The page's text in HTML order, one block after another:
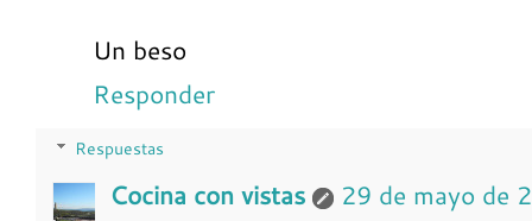
Un beso
Responder
Respuestas
Cocina con vistas
29 de mayo de